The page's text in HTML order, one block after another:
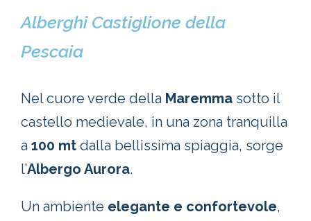
Alberghi Castiglione della
Pescaia
Nel cuore verde della Maremma sotto il
castello medievale, in una zona tranquilla
a 100 mt dalla bellissima spiaggia, sorge
l’Albergo Aurora.
Un ambiente elegante e confortevole,